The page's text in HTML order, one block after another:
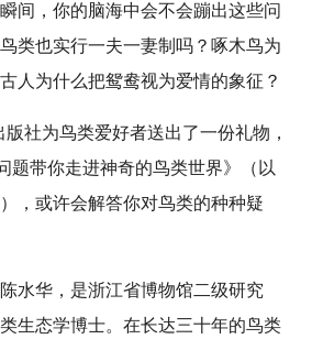
间，你的脑海中会不会蹦出这些问
类也实行一夫一妻制吗？啄木鸟为
人为什么把鸳鸯视为爱情的象征？
社为鸟类爱好者送出了一份礼物，
题带你走进神奇的鸟类世界》（以
，或许会解答你对鸟类的种种疑
水华，是浙江省博物馆二级研究
生态学博士。在长达三十年的鸟类